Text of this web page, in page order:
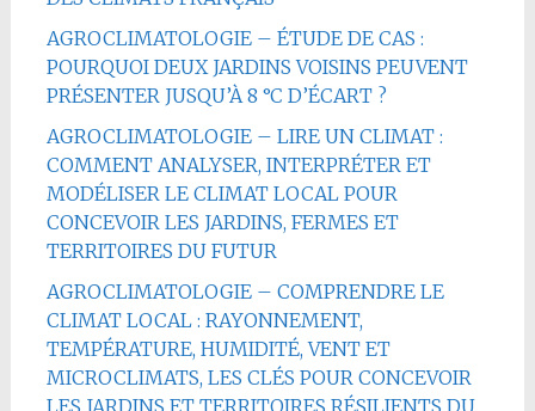
AGROCLIMATOLOGIE – ÉTUDE DE CAS :
POURQUOI DEUX JARDINS VOISINS PEUVENT
PRÉSENTER JUSQU’À 8 °C D’ÉCART ?
AGROCLIMATOLOGIE – LIRE UN CLIMAT :
COMMENT ANALYSER, INTERPRÉTER ET
MODÉLISER LE CLIMAT LOCAL POUR
CONCEVOIR LES JARDINS, FERMES ET
TERRITOIRES DU FUTUR
AGROCLIMATOLOGIE – COMPRENDRE LE
CLIMAT LOCAL : RAYONNEMENT,
TEMPÉRATURE, HUMIDITÉ, VENT ET
MICROCLIMATS, LES CLÉS POUR CONCEVOIR
LES JARDINS ET TERRITOIRES RÉSILIENTS DU